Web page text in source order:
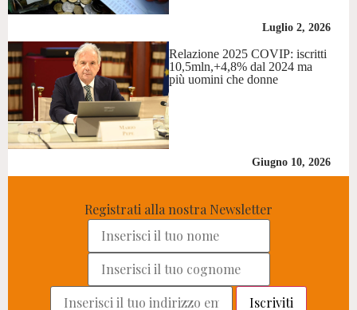
Luglio 2, 2026
Relazione 2025 COVIP: iscritti
10,5mln,+4,8% dal 2024 ma
più uomini che donne
Giugno 10, 2026
Registrati alla nostra Newsletter